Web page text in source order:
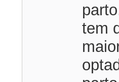
tem